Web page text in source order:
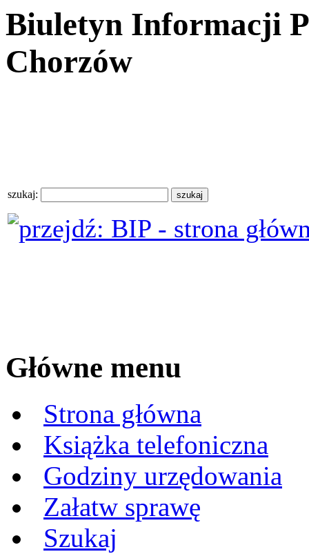
Biuletyn Informacji
Chorzów
szukaj:
Główne menu
Strona główna
Książka telefoniczna
Godziny urzędowania
Załatw sprawę
Szukaj